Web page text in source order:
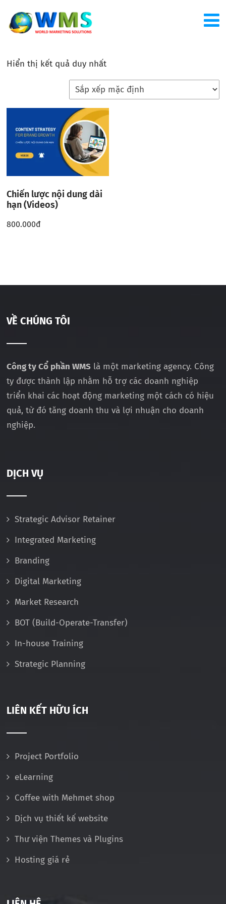
Hiển thị kết quả duy nhất
Chiến lược nội dung dài
hạn (Videos)
800.000đ
VỀ CHÚNG TÔI
Công ty Cổ phần WMS là một marketing agency. Công
ty được thành lập nhằm hỗ trợ các doanh nghiệp
triển khai các hoạt động marketing một cách có hiệu
quả, từ đó tăng doanh thu và lợi nhuận cho doanh
nghiệp.
DỊCH VỤ
Strategic Advisor Retainer
Integrated Marketing
Branding
Digital Marketing
Market Research
BOT (Build-Operate-Transfer)
In-house Training
Strategic Planning
LIÊN KẾT HỮU ÍCH
Project Portfolio
eLearning
Coffee with Mehmet shop
Dịch vụ thiết kế website
Thư viện Themes và Plugins
Hosting giá rẻ